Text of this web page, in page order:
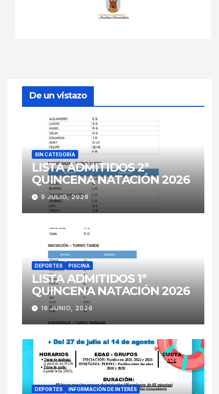
De un vistazo
SIN CATEGORÍA
LISTA ADMITIDOS 2ª
QUINCENA NATACIÓN 2026
9 JULIO, 2026
DEPORTES PISCINA
LISTA ADMITIDOS 1ª
QUINCENA NATACIÓN 2026
16 JUNIO, 2026
DEPORTES INFORMACIÓN DE INTERÉS